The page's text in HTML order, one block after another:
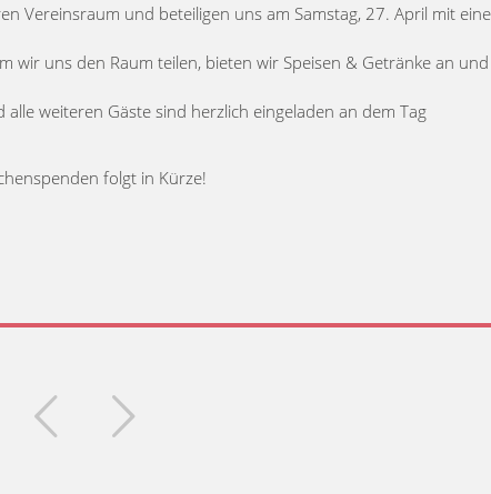
Vereinsraum und beteiligen uns am Samstag, 27. April mit
wir uns den Raum teilen, bieten wir Speisen & Getränke an und
weiteren Gäste sind herzlich eingeladen an dem Tag
folgt in Kürze!